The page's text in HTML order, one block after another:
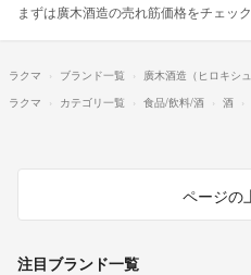
まずは廣木酒造の売れ筋価格をチェック
ラクマ ブランド一覧 廣木酒造（ヒロキシュ
ラクマ
カテゴリ一覧 食品/飲料/酒 酒
ページの
注目ブランド一覧